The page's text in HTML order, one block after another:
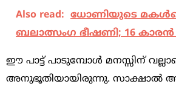
Also read: ധോണിയുടെ
ബലാത്സംഗ ഭീഷണി; 16 കാരന്‍
ഈ പാട്ട് പാടുമ്പോള്‍ മനസ്സിന്
അനുഭൂതിയായിരുന്നു. സാക്ഷാല്‍